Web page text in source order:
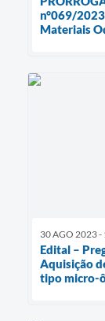
n°069/
Materiais
30 AGO 2023 -
Edital –
Aquisição
tipo micro-